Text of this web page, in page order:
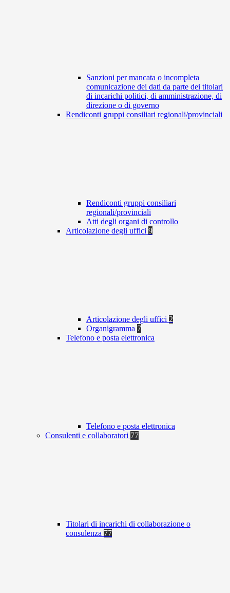
Sanzioni per mancata o incompleta
comunicazione dei dati da parte dei titolari
di incarichi politici, di amministrazione, di
direzione o di governo
Rendiconti gruppi consiliari regionali/provinciali
Rendiconti gruppi consiliari
regionali/provinciali
Atti degli organi di controllo
Articolazione degli uffici 9
Articolazione degli uffici 2
Organigramma 7
Telefono e posta elettronica
Telefono e posta elettronica
Consulenti e collaboratori 77
Titolari di incarichi di collaborazione o
consulenza 77